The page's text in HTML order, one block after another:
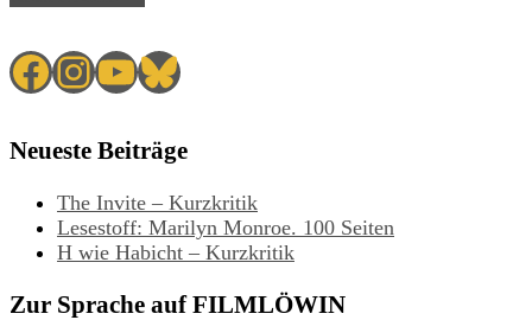
Facebook
Instagram
YouTube
Bluesky
Neueste Beiträge
The Invite – Kurzkritik
Lesestoff: Marilyn Monroe. 100 Seiten
H wie Habicht – Kurzkritik
Zur Sprache auf FILMLÖWIN